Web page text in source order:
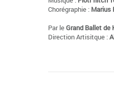
Chorégraphie : Marius
Par leGrand Ballet de
Direction Artisitque :